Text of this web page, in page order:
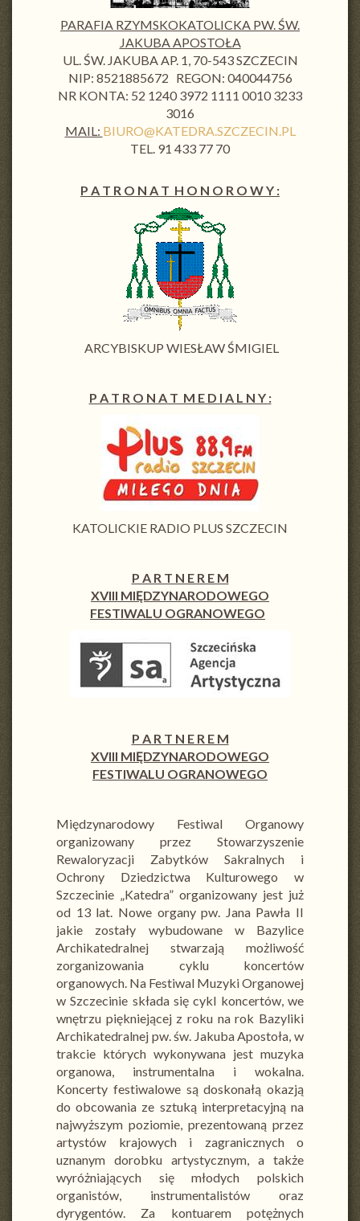
PARAFIA RZYMSKOKATOLICKA PW. ŚW.
JAKUBA APOSTOŁA
UL. ŚW. JAKUBA AP. 1, 70-543 SZCZECIN
NIP: 8521885672 REGON: 040044756
NR KONTA: 52 1240 3972 1111 0010 3233
3016
MAIL: BIURO@KATEDRA.SZCZECIN.PL
TEL. 91 433 77 70
P A T R O N A T H O N O R O W Y :
ARCYBISKUP WIESŁAW ŚMIGIEL
P A T R O N A T M E D I A L N Y :
KATOLICKIE RADIO PLUS SZCZECIN
P A R T N E R E M
XVIII MIĘDZYNARODOWEGO
FESTIWALU OGRANOWEGO
P A R T N E R E M
XVIII MIĘDZYNARODOWEGO
FESTIWALU OGRANOWEGO
Międzynarodowy Festiwal Organowy
organizowany przez Stowarzyszenie
Rewaloryzacji Zabytków Sakralnych i
Ochrony Dziedzictwa Kulturowego w
Szczecinie „Katedra” organizowany jest już
od 13 lat. Nowe organy pw. Jana Pawła II
jakie zostały wybudowane w Bazylice
Archikatedralnej stwarzają możliwość
zorganizowania cyklu koncertów
organowych. Na Festiwal Muzyki Organowej
w Szczecinie składa się cykl koncertów, we
wnętrzu piękniejącej z roku na rok Bazyliki
Archikatedralnej pw. św. Jakuba Apostoła, w
trakcie których wykonywana jest muzyka
organowa, instrumentalna i wokalna.
Koncerty festiwalowe są doskonałą okazją
do obcowania ze sztuką interpretacyjną na
najwyższym poziomie, prezentowaną przez
artystów krajowych i zagranicznych o
uznanym dorobku artystycznym, a także
wyróżniających się młodych polskich
organistów, instrumentalistów oraz
dyrygentów. Za kontuarem potężnych